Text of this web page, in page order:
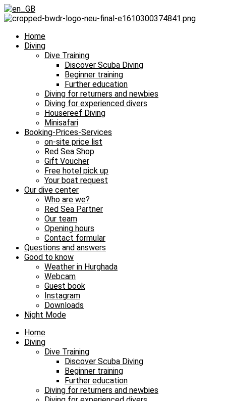
Home
Diving
Dive Training
Discover Scuba Diving
Beginner training
Further education
Diving for returners and newbies
Diving for experienced divers
Housereef Diving
Minisafari
Booking-Prices-Services
on-site price list
Red Sea Shop
Gift Voucher
Free hotel pick up
Your boat request
Our dive center
Who are we?
Red Sea Partner
Our team
Opening hours
Contact formular
Questions and answers
Good to know
Weather in Hurghada
Webcam
Guest book
Instagram
Downloads
Night Mode
Home
Diving
Dive Training
Discover Scuba Diving
Beginner training
Further education
Diving for returners and newbies